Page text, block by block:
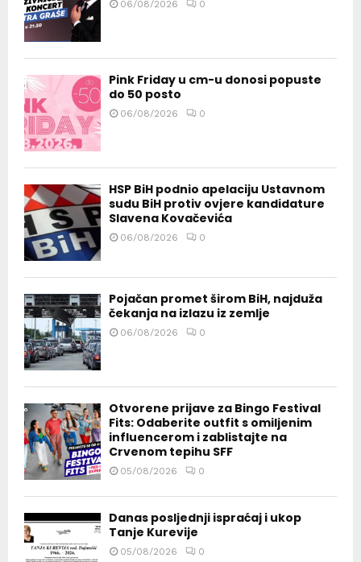
06/08/2026 0
Pink Friday u cm-u donosi popuste
do 50 posto
06/08/2026 0
HSP BiH podnio apelaciju Ustavnom
sudu BiH protiv ovjere kandidature
Slavena Kovačevića
06/08/2026 0
Pojačan promet širom BiH, najduža
čekanja na izlazu iz zemlje
06/08/2026 0
Otvorene prijave za Bingo Festival
Fits: Odaberite outfit s omiljenim
influencerom i zablistajte na
Crvenom tepihu SFF
05/08/2026 0
Danas posljednji ispraćaj i ukop
Tanje Kurevije
05/08/2026 0